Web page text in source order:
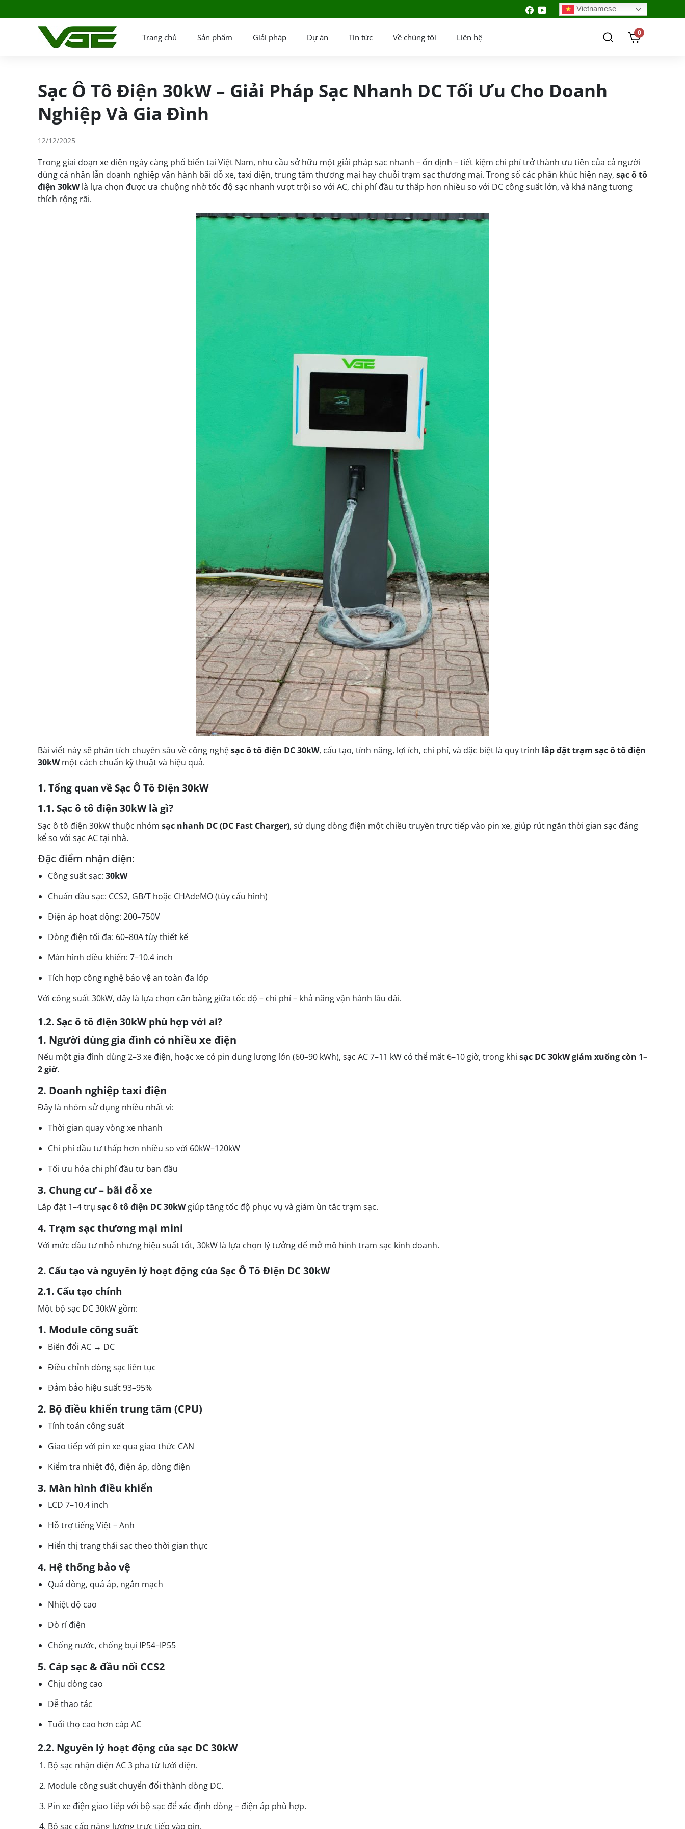
Vietnamese
Trang chủ Sản phẩm Giải pháp Dự án Tin tức Về chúng tôi Liên hệ
0
Sạc Ô Tô Điện 30kW – Giải Pháp Sạc Nhanh DC Tối Ưu Cho Doanh
Nghiệp Và Gia Đình
12/12/2025
Trong giai đoạn xe điện ngày càng phổ biến tại Việt Nam, nhu cầu sở hữu một giải pháp sạc nhanh – ổn định – tiết kiệm chi phí trở thành ưu tiên của cả người
dùng cá nhân lẫn doanh nghiệp vận hành bãi đỗ xe, taxi điện, trung tâm thương mại hay chuỗi trạm sạc thương mại. Trong số các phân khúc hiện nay, sạc ô tô
điện 30kWlà lựa chọn được ưa chuộng nhờ tốc độ sạc nhanh vượt trội so với AC, chi phí đầu tư thấp hơn nhiều so với DC công suất lớn, và khả năng tương
thích rộng rãi.
Bài viết này sẽ phân tích chuyên sâu về công nghệsạc ô tô điện DC 30kW, cấu tạo, tính năng, lợi ích, chi phí, và đặc biệt là quy trình lắp đặt trạm sạc ô tô điện
30kWmột cách chuẩn kỹ thuật và hiệu quả.
1. Tổng quan về Sạc Ô Tô Điện 30kW
1.1. Sạc ô tô điện 30kW là gì?
Sạc ô tô điện 30kW thuộc nhóm sạc nhanh DC (DC Fast Charger), sử dụng dòng điện một chiều truyền trực tiếp vào pin xe, giúp rút ngắn thời gian sạc đáng
kể so với sạc AC tại nhà.
Đặc điểm nhận diện:
Công suất sạc: 30kW
Chuẩn đầu sạc: CCS2, GB/T hoặc CHAdeMO (tùy cấu hình)
Điện áp hoạt động: 200–750V
Dòng điện tối đa: 60–80A tùy thiết kế
Màn hình điều khiển: 7–10.4 inch
Tích hợp công nghệ bảo vệ an toàn đa lớp
Với công suất 30kW, đây là lựa chọn cân bằng giữa tốc độ – chi phí – khả năng vận hành lâu dài.
1.2. Sạc ô tô điện 30kW phù hợp với ai?
1. Người dùng gia đình có nhiều xe điện
Nếu một gia đình dùng 2–3 xe điện, hoặc xe có pin dung lượng lớn (60–90 kWh), sạc AC 7–11 kW có thể mất 6–10 giờ, trong khi sạc DC 30kW giảm xuống còn 1–
2 giờ.
2. Doanh nghiệp taxi điện
Đây là nhóm sử dụng nhiều nhất vì:
Thời gian quay vòng xe nhanh
Chi phí đầu tư thấp hơn nhiều so với 60kW–120kW
Tối ưu hóa chi phí đầu tư ban đầu
3. Chung cư – bãi đỗ xe
Lắp đặt 1–4 trụ sạc ô tô điện DC 30kWgiúp tăng tốc độ phục vụ và giảm ùn tắc trạm sạc.
4. Trạm sạc thương mại mini
Với mức đầu tư nhỏ nhưng hiệu suất tốt, 30kW là lựa chọn lý tưởng để mở mô hình trạm sạc kinh doanh.
2. Cấu tạo và nguyên lý hoạt động của Sạc Ô Tô Điện DC 30kW
2.1. Cấu tạo chính
Một bộ sạc DC 30kW gồm:
1. Module công suất
Biến đổi AC → DC
Điều chỉnh dòng sạc liên tục
Đảm bảo hiệu suất 93–95%
2. Bộ điều khiển trung tâm (CPU)
Tính toán công suất
Giao tiếp với pin xe qua giao thức CAN
Kiểm tra nhiệt độ, điện áp, dòng điện
3. Màn hình điều khiển
LCD 7–10.4 inch
Hỗ trợ tiếng Việt – Anh
Hiển thị trạng thái sạc theo thời gian thực
4. Hệ thống bảo vệ
Quá dòng, quá áp, ngắn mạch
Nhiệt độ cao
Dò rỉ điện
Chống nước, chống bụi IP54–IP55
5. Cáp sạc & đầu nối CCS2
Chịu dòng cao
Dễ thao tác
Tuổi thọ cao hơn cáp AC
2.2. Nguyên lý hoạt động của sạc DC 30kW
Bộ sạc nhận điện AC 3 pha từ lưới điện.
Module công suất chuyển đổi thành dòng DC.
Pin xe điện giao tiếp với bộ sạc để xác định dòng – điện áp phù hợp.
Bộ sạc cấp năng lượng trực tiếp vào pin.